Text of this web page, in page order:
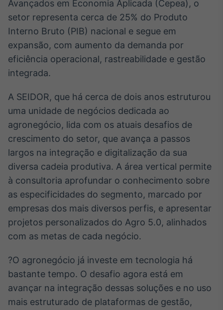
Broadcast
Ticker
Cotações e
notícias
Widgets
Componentes
para conteúdos e
funcionalidades
Broadcast
Wallboard
Conteúdos e
displays e telas
Broadcast
Curadoria
conteúdos
noticiosos
Soluções de
Tecnologia
Avançados em Economia Aplicada (Cepea), o
setor representa cerca de 25% do Produto
Interno Bruto (PIB) nacional e segue em
expansão, com aumento da demanda por
eficiência operacional, rastreabilidade e gestão
integrada.
A SEIDOR, que há cerca de dois anos estruturou
uma unidade de negócios dedicada ao
agronegócio, lida com os atuais desafios de
crescimento do setor, que avança a passos
largos na integração e digitalização da sua
diversa cadeia produtiva. A área vertical permite
à consultoria aprofundar o conhecimento sobre
as especificidades do segmento, marcado por
empresas dos mais diversos perfis, e apresentar
projetos personalizados do Agro 5.0, alinhados
com as metas de cada negócio.
?O agronegócio já investe em tecnologia há
bastante tempo. O desafio agora está em
avançar na integração dessas soluções e no uso
mais estruturado de plataformas de gestão,